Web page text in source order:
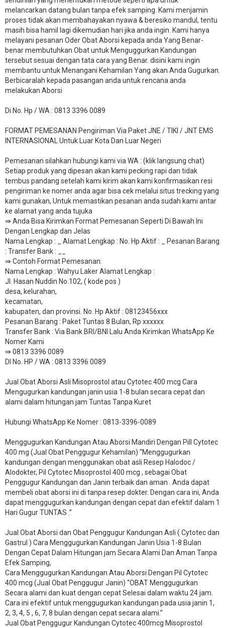
melancarkan datang bulan tanpa efek samping. Kami menjamin
proses tidak akan membahayakan nyawa & beresiko mandul, tentu
masih bisa hamil lagi dikemudian hari jika anda ingin. Kami hanya
melayani pesanan Oder Obat Aborsi kepada anda Yang Benar-
benar membutuhkan Obat untuk Menguggurkan Kandungan
tersebut sesuai dengan tata cara yang Benar. disini kami ingin
membantu untuk Menangani Kehamilan Yang akan Anda Gugurkan.
Berbicaralah kepada pasangan anda untuk rencana anda
melakukan Aborsi
Di No. Hp / WA : 0813 3396 0089
FORMAT PEMESANAN Pengiriman Via Paket JNE / TIKI / JNT EMS
INTERNASIONAL Untuk Luar Kota Dan Luar Negeri
Pemesanan silahkan hubungi kami via WA : (klik langsung chat)
Setiap produk yang dipesan akan kami pecking rapi dan tidak
tembus pandang setelah kami kirim akan kami konfirmasikan resi
pengiriman ke nomer anda agar bisa cek melalui situs trecking yang
kami gunakan, Untuk memastikan pesanan anda sudah kami antar
ke alamat yang anda tujuka
⇛ Anda Bisa Kirimkan Format Pemesanan Seperti Di Bawah Ini
Dengan Lengkap dan Jelas
Nama Lengkap : _ Alamat Lengkap : No. Hp Aktif : _ Pesanan Barang
: Transfer Bank : __
​⇛ Contoh Format Pemesanan:
Nama Lengkap : Wahyu Laker Alamat Lengkap :
Jl. Hasan Nuddin No.102, ( kode pos )
desa, kelurahan,
kecamatan,
kabupaten, dan provinsi. No. Hp Aktif : 08123456xxx
Pesanan Barang : Paket Tuntas 8 Bulan, Rp xxxxxx
​Transfer Bank : Via Bank BRI/BNI Lalu Anda Kirimkan WhatsApp Ke
Nomer Kami
⇛ 0813 3396 0089
DI No. HP / WA : 0813 3396 0089
Jual Obat Aborsi Asli Misoprostol atau Cytotec 400 mcg Cara
Mengugurkan kandungan janin usia 1-8 bulan secara cepat dan
alami dalam hitungan jam Tuntas Tanpa Kuret
Hubungi WhatsApp Ke Nomer : 0813-3396-0089​
Menggugurkan Kandungan Atau Aborsi Mandiri Dengan Pill Cytotec
400 mg (Jual Obat Penggugur Kehamilan) “Menggugurkan
kandungan dengan menggunakan obat asli Resep Halodoc /
Alodokter, Pil Cytotec Misoprostol 400 mcg , sebagai Obat
Penggugur Kandungan dan Janin terbaik dan aman . Anda dapat
membeli obat aborsi ini di tanpa resep dokter. Dengan cara ini, Anda
dapat menggugurkan kandungan dengan cepat dan efektif dalam 1
Hari Gugur TUNTAS .”
Jual Obat Aborsi dan Obat Penggugur Kandungan Asli ( Cytotec dan
Gastrul ) Cara Menggugurkan Kandungan Janin Usia 1-8 Bulan
Dengan Cepat Dalam Hitungan jam Secara Alami Dan Aman Tanpa
Efek Samping,
Cara Menggugurkan Kandungan Atau Aborsi Dengan Pil Cytotec
400 mcg (Jual Obat Penggugur Janin) “OBAT Menggugurkan
Secara alami dan kuat dengan cepat Selesai dalam waktu 24 jam.
Cara ini efektif untuk menggugurkan kandungan pada usia janin 1,
2, 3, 4, 5 , 6, 7, 8 bulan dengan cepat secara alami.”
Jual Obat Penggugur Kandungan Cytotec 400mcg Misoprostol